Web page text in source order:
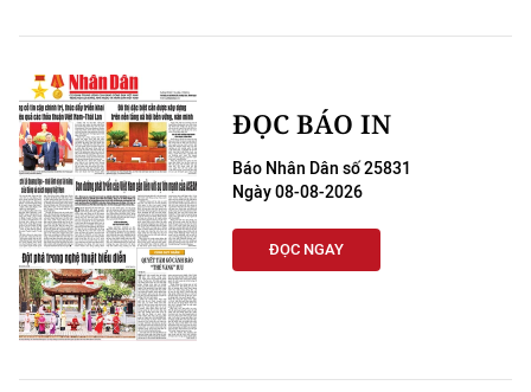
ĐỌC BÁO IN
Báo Nhân Dân số 25831
Ngày 08-08-2026
ĐỌC NGAY